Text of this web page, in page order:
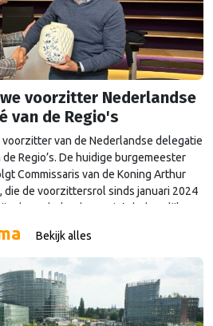
voorzitter Nederlandse
van de Regio's
van de Nederlandse delegatie
Regio’s. De huidige burgemeester
Commissaris van de Koning Arthur
die de voorzittersrol sinds januari 2024
de Nederlandse regio’s behoorlijk
en dat komt vooral omdat …
Bekijk alles